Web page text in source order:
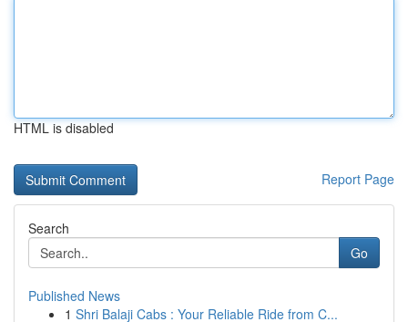
HTML is disabled
Report Page
Search
Go
Published News
1 Shri Balaji Cabs : Your Reliable Ride from C...